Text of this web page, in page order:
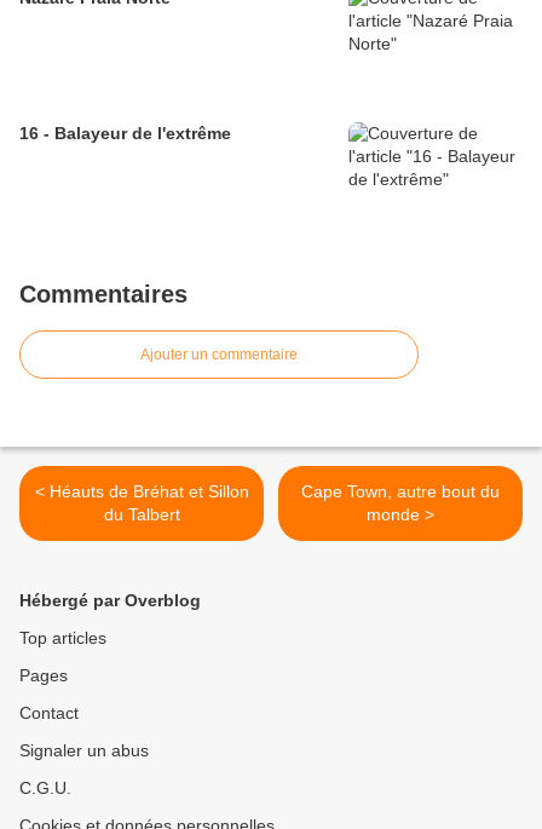
16 - Balayeur de l'extrême
Commentaires
Ajouter un commentaire
< Héauts de Bréhat et Sillon
du Talbert
Cape Town, autre bout du
monde >
Hébergé par Overblog
Top articles
Pages
Contact
Signaler un abus
C.G.U.